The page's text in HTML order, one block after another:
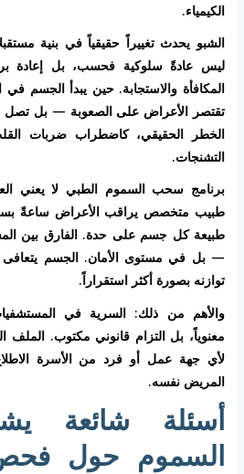
الكيمياء.
الشبو يحدث تغييراً حقيقياً في بنية
ليس عادةً سلوكية فحسب، بل إعادة
المكافأة والاستجابة. حين يبدأ الجسم
تقتصر الأعراض على الصعوبة — بل تصل
الخطر الحقيقي، كاضطراب ضربات القلب
التشنجات.
برنامج سحب السموم الطبي لا يعني
طبيب متخصص يراقب الأعراض ساعةً
طبيعة كل جسم على حدة. الفارق بين
— بل في مستوى الأمان. الجسم يتعافى
توازنه بصورة أكثر استقراراً.
والأهم من ذلك: السرية في
معنوياً، بل التزام قانوني مكتوب.
لأي جهة عمل أو فرد من الأسرة
المريض نفسه.
أسئلة شائعة
السموم حول فحص